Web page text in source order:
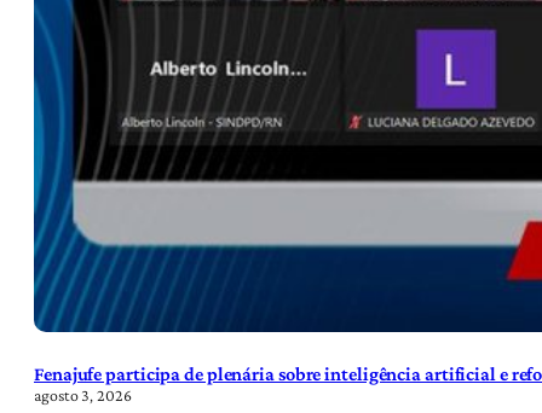
Fenajufe participa de plenária sobre inteligência artificial e
agosto 3, 2026